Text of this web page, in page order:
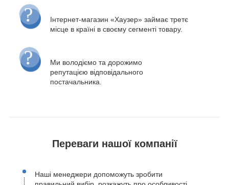
Інтернет-магазин «Хаузер» займає третє
місце в країні в своєму сегменті товару.
Ми володіємо та дорожимо
репутацією відповідального
постачальника.
Переваги нашої компанії
Наші менеджери допоможуть зробити